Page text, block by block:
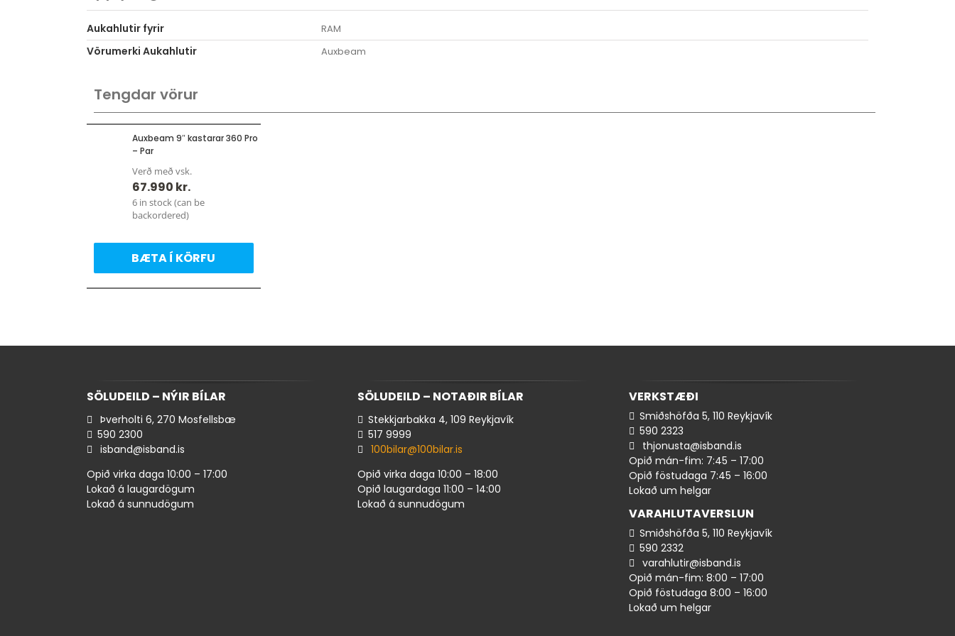
Aukahlutir fyrir RAM
Vörumerki Aukahlutir Auxbeam
Tengdar vörur
Auxbeam 9″ kastarar 360 Pro
– Par
Verð með vsk.
67.990 kr.
6 in stock (can be
backordered)
BÆTA Í KÖRFU
SÖLUDEILD – NÝIR BÍLAR
Þverholti 6, 270 Mosfellsbæ
590 ​2300
isband@isband.is
Opið virka daga 10:00 – 17:00
Lokað á laugardögum
Lokað á sunnudögum
SÖLUDEILD – NOTAÐIR BÍLAR
Stekkjarbakka 4, 109 Reykjavík
517 ​9999
100bilar@100bilar.is
Opið virka daga 10:00 – 18:00
Opið laugardaga 11:00 – 14:00
Lokað á sunnudögum
VERKSTÆÐI
Smiðshöfða 5, 110 Reykjavík
590 ​​2323
thjonusta@isband.is
Opið mán-fim: 7:45 – 17:00
Opið föstudaga 7:45 – 16:00
Lokað um helgar
VARAHLUTAVERSLUN
Smiðshöfða 5, 110 Reykjavík
590 ​2332
varahlutir@isband.is
Opið mán-fim: 8:00 – 17:00
Opið föstudaga 8:00 – 16:00
Lokað um helgar